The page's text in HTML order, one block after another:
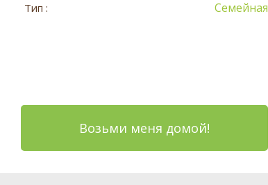
Тип : Семейная
Возьми меня домой!